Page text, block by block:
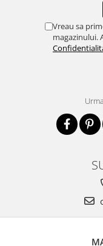
Vreau sa
magazinului.